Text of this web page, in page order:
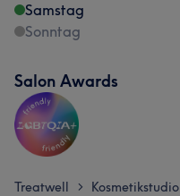
Samstag
Sonntag
Salon Awards
Treatwell > Kosmetikstudio